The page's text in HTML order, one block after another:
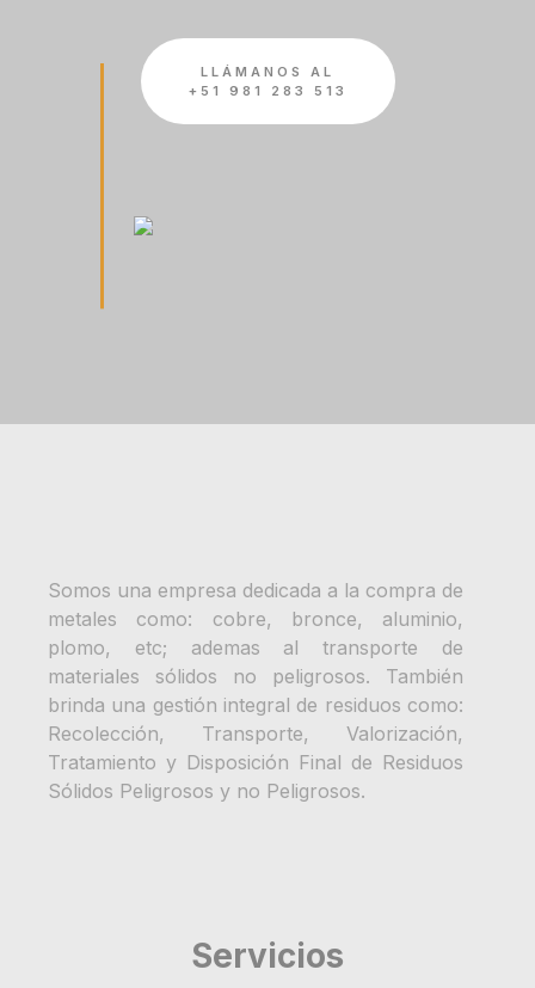
LLÁMANOS AL
+51 981 283 513
Somos una empresa dedicada a la compra de
metales como: cobre, bronce, aluminio,
plomo, etc; ademas al transporte de
materiales sólidos no peligrosos. También
brinda una gestión integral de residuos como:
Recolección, Transporte, Valorización,
Tratamiento y Disposición Final de Residuos
Sólidos Peligrosos y no Peligrosos.
Servicios